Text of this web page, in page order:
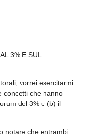
3% E SUL
vorrei esercitarmi
concetti che hanno
del 3% e (b) il
notare che entrambi